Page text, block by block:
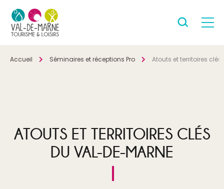
Accueil Séminaires et réceptions Pro Atouts et territoires
ATOUTS ET TERRITOIRES CLÉS
DU VAL-DE-MARNE